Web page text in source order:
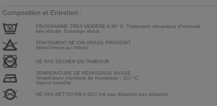
Composition et Entretien :
PROGRAMME TRES MODERE A 30° C. Traitement mécanique d'intensité
très réduite. Essorage réduit.
TRAITEMENT DE CHLORAGE PROSCRIT
(blanchiment au chlore).
NE PAS SECHER EN TAMBOUR.
TEMPERATURE DE REPASSAGE BASSE.
Température maximale de repassage : 110 °C.
Vapeur interdite
NE PAS NETTOYER A SEC (ne pas détacher aux solvants).